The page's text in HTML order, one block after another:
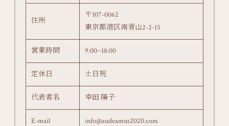
住所
〒107-0062
東京都港区南青山2-2-15
営業時間 9:00~18:00
定休日 土日祝
代表者名 幸田 陽子
E-mail info@audeamus2020.com